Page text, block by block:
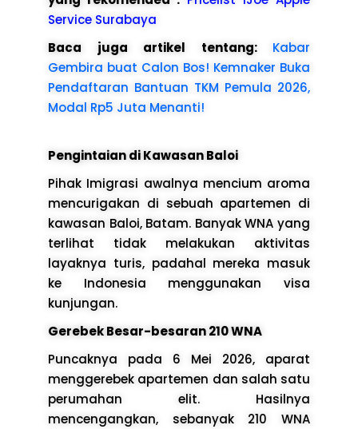
Service Surabaya
Baca juga artikel tentang: Kabar
Gembira buat Calon Bos! Kemnaker Buka
Pendaftaran Bantuan TKM Pemula 2026,
Modal Rp5 Juta Menanti!
Pengintaian di Kawasan Baloi
Pihak Imigrasi awalnya mencium aroma
mencurigakan di sebuah apartemen di
kawasan Baloi, Batam. Banyak WNA yang
terlihat tidak melakukan aktivitas
layaknya turis, padahal mereka masuk
ke Indonesia menggunakan visa
kunjungan.
Gerebek Besar-besaran 210 WNA
Puncaknya pada 6 Mei 2026, aparat
menggerebek apartemen dan salah satu
perumahan elit. Hasilnya
mencengangkan, sebanyak 210 WNA